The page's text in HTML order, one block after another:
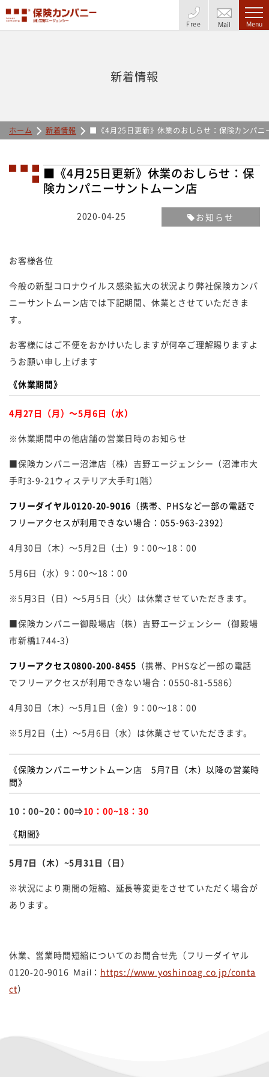
Free Mail Menu
新着情報
ホーム 新着情報 ■《4月25日更新》休業のおしらせ：保険カンパニ
■《4月25日更新》休業のおしらせ：保
険カンパニーサントムーン店
2020-04-25 お知らせ
お客様各位
今般の新型コロナウイルス感染拡大の状況より弊社保険カンパ
ニーサントムーン店では下記期間、休業とさせていただきま
す。
お客様にはご不便をおかけいたしますが何卒ご理解賜りますよ
うお願い申し上げます
《休業期間》
4月27日（月）～5月6日（水）
※休業期間中の他店舗の営業日時のお知らせ
■保険カンパニー沼津店（株）吉野エージェンシー（沼津市大
手町3-9-21ウィステリア大手町1階）
フリーダイヤル0120-20-9016 （携帯、PHSなど一部の電話で
フリーアクセスが利用できない場合：055-963-2392）
4月30日（木）～5月2日（土）9：00～18：00
5月6日（水）9：00～18：00
※5月3日（日）～5月5日（火）は休業させていただきます。
■保険カンパニー御殿場店（株）吉野エージェンシー（御殿場
市新橋1744-3）
フリーアクセス0800-200-8455 （携帯、PHSなど一部の電話
でフリーアクセスが利用できない場合：0550-81-5586）
4月30日（木）～5月1日（金）9：00～18：00
※5月2日（土）～5月6日（水）は休業させていただきます。
《保険カンパニーサントムーン店 5月7日（木）以降の営業時
間》
10：00~20：00⇒10：00~18：30
《期間》
5月7日（木）~5月31日（日）
※状況により期間の短縮、延長等変更をさせていただく場合が
あります。
休業、営業時間短縮についてのお問合せ先（フリーダイヤル
0120-20-9016 Mail： https://www.yoshinoag.co.jp/conta
ct）